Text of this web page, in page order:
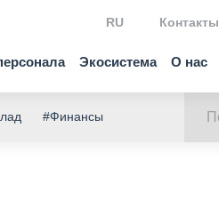
Экосистема О нас
RU Контакты
#Финансы